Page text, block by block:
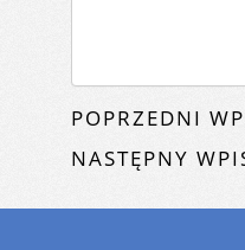
POPRZEDNI
NASTĘPNY